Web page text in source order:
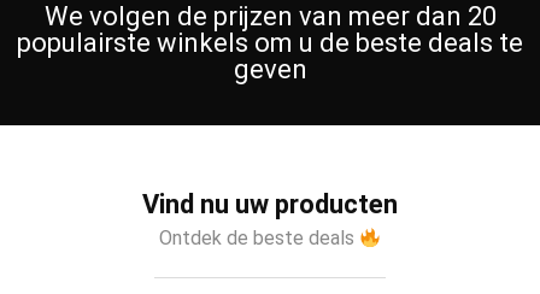
We volgen de prijzen van meer dan 20
populairste winkels om u de beste deals te
geven
Vind nu uw producten
Ontdek de beste deals